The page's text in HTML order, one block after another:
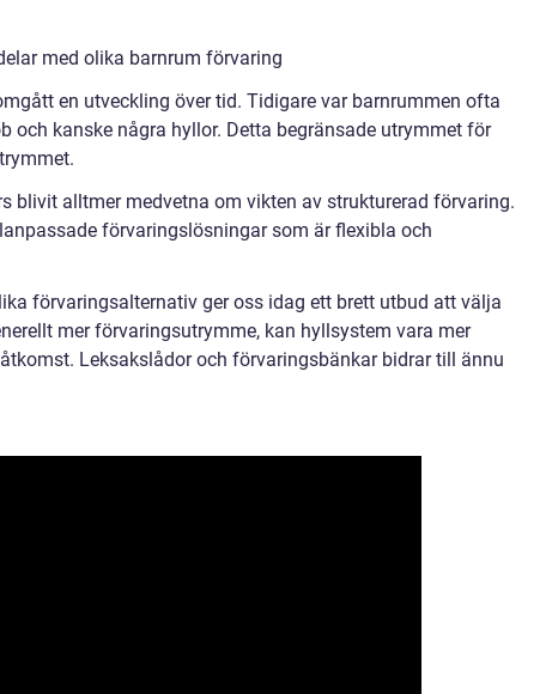
med olika barnrum förvaring
en utveckling över tid. Tidigare var barnrummen ofta
och kanske några hyllor. Detta begränsade utrymmet för
blivit alltmer medvetna om vikten av strukturerad förvaring.
förvaringslösningar som är flexibla och
förvaringsalternativ ger oss idag ett brett utbud att välja
mer förvaringsutrymme, kan hyllsystem vara mer
Leksakslådor och förvaringsbänkar bidrar till ännu